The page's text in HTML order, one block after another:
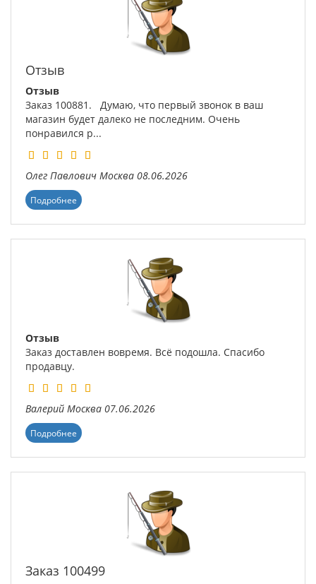
Отзыв
Отзыв
Заказ 100881. Думаю, что первый звонок в ваш
магазин будет далеко не последним. Очень
понравился р...
Олег Павлович Москва 08.06.2026
Подробнее
Отзыв
Заказ доставлен вовремя. Всё подошла. Спасибо
продавцу.
Валерий Москва 07.06.2026
Подробнее
Заказ 100499